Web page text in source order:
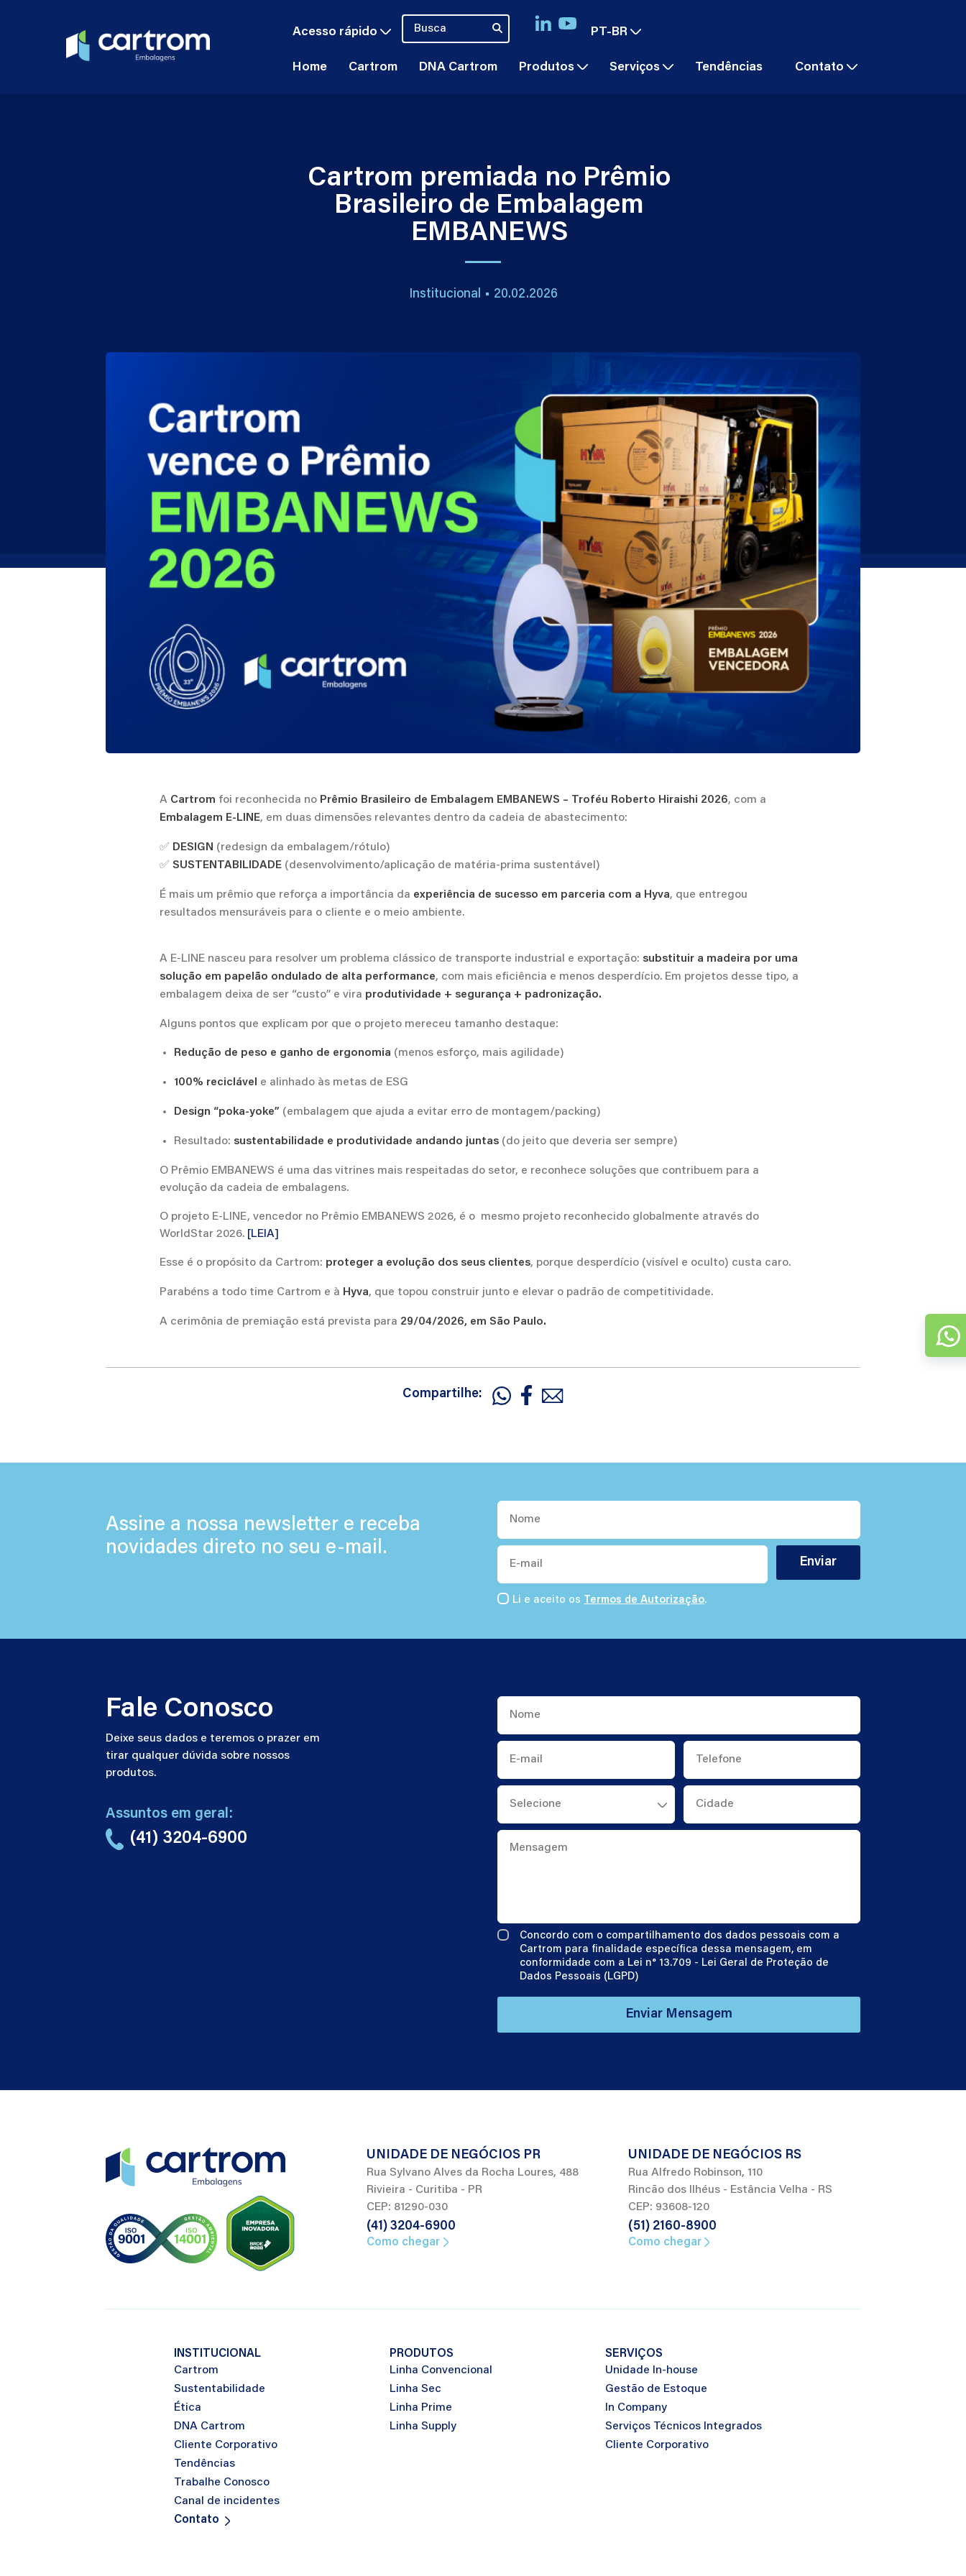
Acesso rápido PT-BR
Home Cartrom DNA Cartrom Produtos Serviços Tendências Contato
Cartrom premiada no Prêmio
Brasileiro de Embalagem
EMBANEWS
Institucional • 20.02.2026
A Cartrom foi reconhecida no Prêmio Brasileiro de Embalagem EMBANEWS – Troféu Roberto Hiraishi 2026, com a
Embalagem E-LINE, em duas dimensões relevantes dentro da cadeia de abastecimento:
✅ DESIGN (redesign da embalagem/rótulo)
✅ SUSTENTABILIDADE (desenvolvimento/aplicação de matéria-prima sustentável)
É mais um prêmio que reforça a importância da experiência de sucesso em parceria com a Hyva, que entregou
resultados mensuráveis para o cliente e o meio ambiente.
A E-LINE nasceu para resolver um problema clássico de transporte industrial e exportação: substituir a madeira por uma
solução em papelão ondulado de alta performance, com mais eficiência e menos desperdício. Em projetos desse tipo, a
embalagem deixa de ser “custo” e vira produtividade + segurança + padronização.
Alguns pontos que explicam por que o projeto mereceu tamanho destaque:
Redução de peso e ganho de ergonomia (menos esforço, mais agilidade)
100% reciclável e alinhado às metas de ESG
Design “poka-yoke” (embalagem que ajuda a evitar erro de montagem/packing)
Resultado: sustentabilidade e produtividade andando juntas (do jeito que deveria ser sempre)
O Prêmio EMBANEWS é uma das vitrines mais respeitadas do setor, e reconhece soluções que contribuem para a
evolução da cadeia de embalagens.
O projeto E-LINE, vencedor no Prêmio EMBANEWS 2026, é o mesmo projeto reconhecido globalmente através do
WorldStar 2026. [LEIA]
Esse é o propósito da Cartrom: proteger a evolução dos seus clientes, porque desperdício (visível e oculto) custa caro.
Parabéns a todo time Cartrom e à Hyva, que topou construir junto e elevar o padrão de competitividade.
A cerimônia de premiação está prevista para 29/04/2026, em São Paulo.
Compartilhe:
Assine a nossa newsletter e receba
novidades direto no seu e-mail.
Nome
E-
mail
Enviar
Li e aceito os Termos de Autorização.
Fale Conosco
Deixe seus dados e teremos o prazer em
tirar qualquer dúvida sobre nossos
produtos.
Assuntos em geral:
(41) 3204-6900
Nome
E-
mail
Telefone
Cidade
Mensagem
Concordo com o compartilhamento dos dados pessoais com a
Cartrom para finalidade específica dessa mensagem, em
conformidade com a Lei n° 13.709 - Lei Geral de Proteção de
Dados Pessoais (LGPD)
Enviar Mensagem
UNIDADE DE NEGÓCIOS PR
Rua Sylvano Alves da Rocha Loures, 488
Rivieira - Curitiba - PR
CEP: 81290-030
(41) 3204-6900
Como chegar
UNIDADE DE NEGÓCIOS RS
Rua Alfredo Robinson, 110
Rincão dos Ilhéus - Estância Velha - RS
CEP: 93608-120
(51) 2160-8900
Como chegar
INSTITUCIONAL
Cartrom
Sustentabilidade
Ética
DNA Cartrom
Cliente Corporativo
Tendências
Trabalhe Conosco
Canal de incidentes
Contato
PRODUTOS
Linha Convencional
Linha Sec
Linha Prime
Linha Supply
SERVIÇOS
Unidade In-house
Gestão de Estoque
In Company
Serviços Técnicos Integrados
Cliente Corporativo